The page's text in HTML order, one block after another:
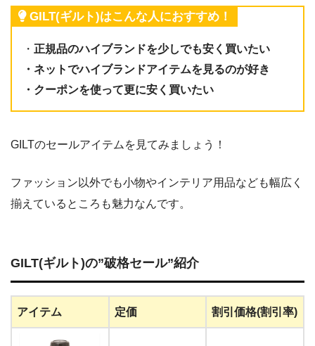
GILT(ギルト)はこんな人におすすめ！
・ 正規品のハイブランドを少しでも安く買いたい
・ネットでハイブランドアイテムを見るのが好き
・クーポンを使って更に安く買いたい
GILTのセールアイテムを見てみましょう！
ファッション以外でも小物やインテリア用品なども幅広く
揃えているところも魅力なんです。
GILT(ギルト)の”破格セール”紹介
アイテム 定価 割引価格(割引率)